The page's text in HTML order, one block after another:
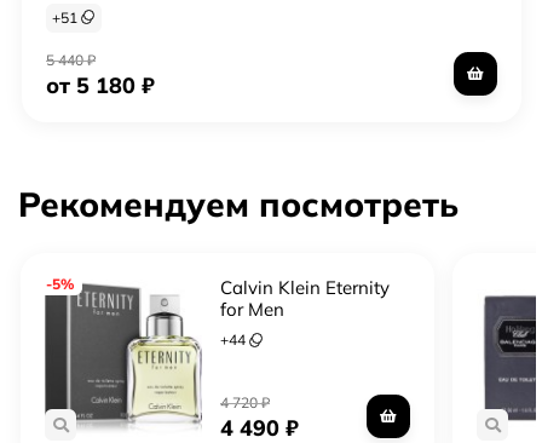
+51
5 440₽
от 5 180 ₽
Рекомендуем посмотреть
-5%
Calvin Klein Eternity
for Men
+44
4 720₽
4 490₽